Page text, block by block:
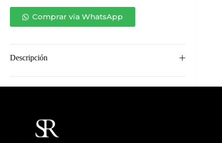
Gavetas
Comprar vía WhatsApp
Descripción